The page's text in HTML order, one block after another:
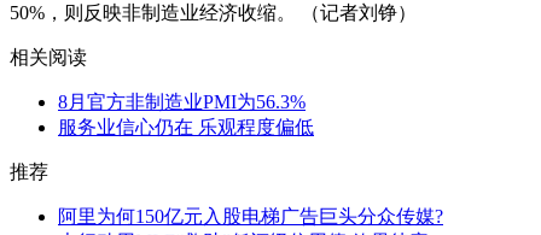
50%，则反映非制造业经济收缩。 （记者刘铮）
相关阅读
8月官方非制造业PMI为56.3%
服务业信心仍在 乐观程度偏低
推荐
阿里为何150亿元入股电梯广告巨头分众传媒?